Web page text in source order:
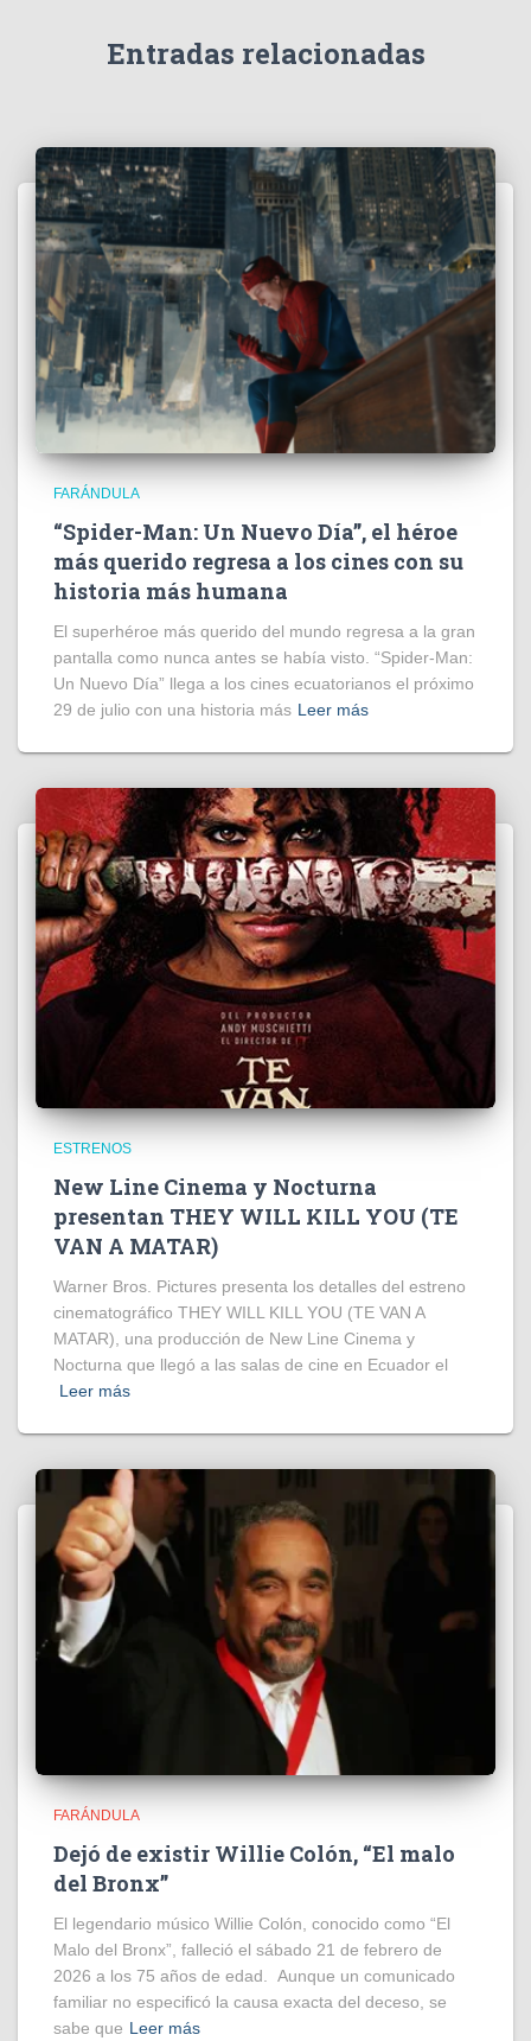
Entradas relacionadas
FARÁNDULA
“Spider-Man: Un Nuevo Día”, el héroe
más querido regresa a los cines con su
historia más humana
El superhéroe más querido del mundo regresa a la gran
pantalla como nunca antes se había visto. “Spider-Man:
Un Nuevo Día” llega a los cines ecuatorianos el próximo
29 de julio con una historia más Leer más
ESTRENOS
New Line Cinema y Nocturna
presentan THEY WILL KILL YOU (TE
VAN A MATAR)
Warner Bros. Pictures presenta los detalles del estreno
cinematográfico THEY WILL KILL YOU (TE VAN A
MATAR), una producción de New Line Cinema y
Nocturna que llegó a las salas de cine en Ecuador el
Leer más
FARÁNDULA
Dejó de existir Willie Colón, “El malo
del Bronx”
El legendario músico Willie Colón, conocido como “El
Malo del Bronx”, falleció el sábado 21 de febrero de
2026 a los 75 años de edad. Aunque un comunicado
familiar no especificó la causa exacta del deceso, se
sabe que Leer más